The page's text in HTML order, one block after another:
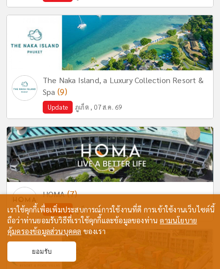
The Naka Island, a Luxury Collection Resort &
Spa (9)
Update ภูเก็ต , 07 ส.ค. 69
HOMA(7)
Update ภูเก็ต , 07 ส.ค. 69
เราใช้คุกกี้เพื่อเพิ่มประสบการณ์การใช้งานที่ดี การเข้าใช้งานเว็บไซต์นี้
ถือว่าท่านยอมรับวิธีที่เราใช้คุกกี้และข้อมูลของท่านตามนโยบาย
คุ้มครองข้อมูลส่วนบุคคล ของเรา
ยอมรับ